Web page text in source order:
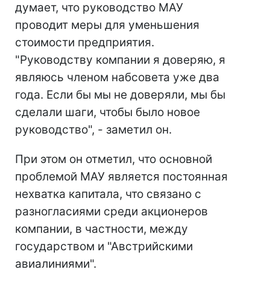
думает, что руководство МАУ
проводит меры для уменьшения
стоимости предприятия.
"Руководству компании я доверяю, я
являюсь членом набсовета уже два
года. Если бы мы не доверяли, мы бы
сделали шаги, чтобы было новое
руководство", - заметил он.
При этом он отметил, что основной
проблемой МАУ является постоянная
нехватка капитала, что связано с
разногласиями среди акционеров
компании, в частности, между
государством и "Австрийскими
авиалиниями".